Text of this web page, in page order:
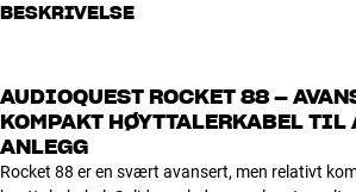
BESKRIVELSE
AUDIOQUEST ROCKET 88 –
KOMPAKT HØYTTALERKABEL
ANLEGG
Rocket 88 er en svært avansert, men relativt